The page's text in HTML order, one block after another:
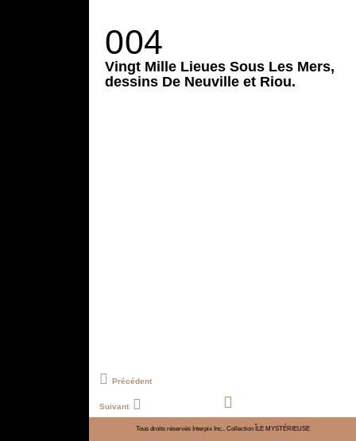
004
Vingt Mille Lieues Sous Les Mers,
dessins De Neuville et Riou.
Précédent
Suivant
Tous droits réservés Interpix Inc., Collection ÎLE MYSTÉRIEUSE